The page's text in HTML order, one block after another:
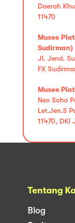
Daerah
11470
Musee
Sudirman)
Jl. Jend.
FX
Musee
Neo Soho
Let.Jen.S
11470, DKI
Tentang
Blog